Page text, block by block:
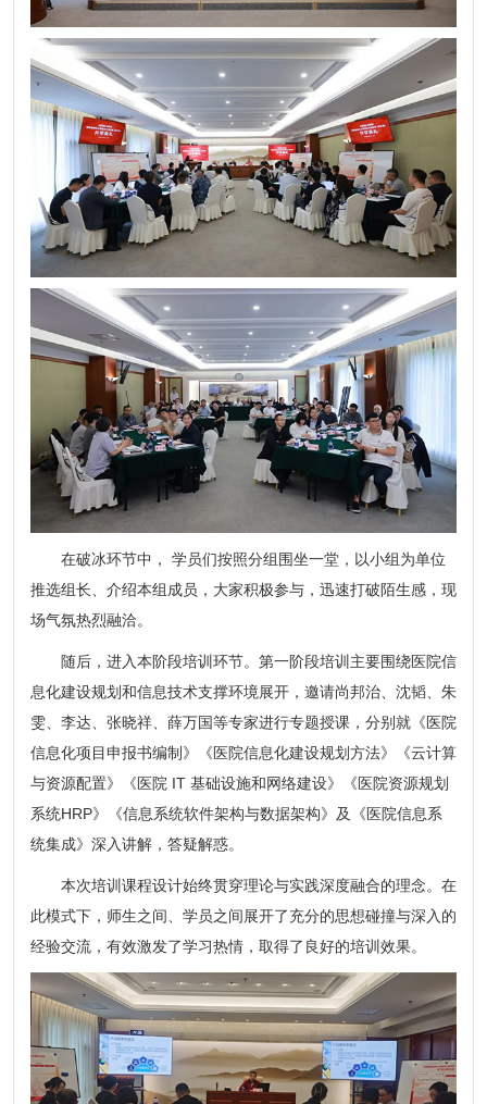
在破冰环节中， 学员们按照分组围坐一堂，以小组为单位
推选组长、介绍本组成员，大家积极参与，迅速打破陌生感，现
场气氛热烈融洽。
随后，进入本阶段培训环节。第一阶段培训主要围绕医院信
息化建设规划和信息技术支撑环境展开，邀请尚邦治、沈韬、朱
雯、李达、张晓祥、薛万国等专家进行专题授课，分别就《医院
信息化项目申报书编制》《医院信息化建设规划方法》《云计算
与资源配置》《医院 IT 基础设施和网络建设》《医院资源规划
系统HRP》《信息系统软件架构与数据架构》及《医院信息系
统集成》深入讲解，答疑解惑。
本次培训课程设计始终贯穿理论与实践深度融合的理念。在
此模式下，师生之间、学员之间展开了充分的思想碰撞与深入的
经验交流，有效激发了学习热情，取得了良好的培训效果。